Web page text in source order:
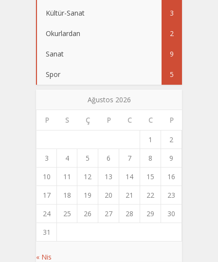
Kültür-Sanat 3
Okurlardan 2
Sanat 9
Spor 5
Ağustos 2026
P S Ç P C C P
1
2
3
4 5 6 7 8
9
10
11 12 13 14 15
16
17
18 19 20 21 22
23
24
25 26 27 28 29
30
31
« Nis